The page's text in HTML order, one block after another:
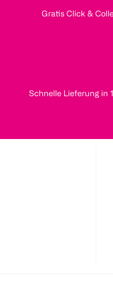
Gratis Click &
Schnelle Lieferung in